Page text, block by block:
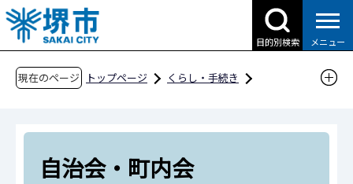
こ
の
ペ
目的別検索 メニュー
現在のページ トップページ
くらし・手続き
自治会・町内会